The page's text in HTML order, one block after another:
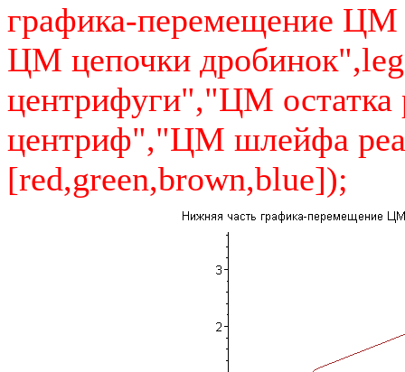
графика-перемещение ЦМ
ЦМ цепочки
центрифуги","ЦМ
центриф","ЦМ шлейфа
[red,green,brown,blue]);